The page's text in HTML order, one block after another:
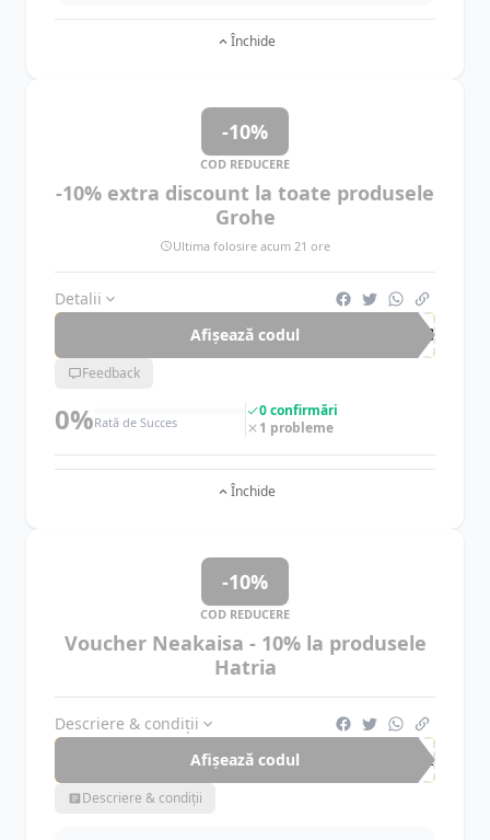
Închide
-10%
COD REDUCERE
-10% extra discount la toate produsele
Grohe
Ultima folosire acum 21 ore
Detalii
Afișează codul
GRO
Feedback
0%Rată de Succes
0 confirmări
1 probleme
Închide
-10%
COD REDUCERE
Voucher Neakaisa - 10% la produsele
Hatria
Descriere & condiții
Afișează codul
hat
Descriere & condiții